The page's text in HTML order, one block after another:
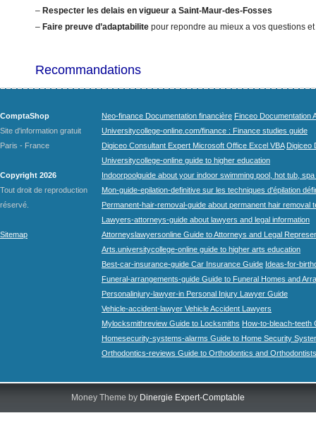
– Respecter les delais en vigueur a Saint-Maur-des-Fosses
– Faire preuve d’adaptabilite pour repondre au mieux a vos questions
Recommandations
ComptaShop
Site d'information gratuit
Paris - France
Copyright 2026
Tout droit de reproduction
réservé.
Sitemap
Neo-finance Documentation financière Finceo Documentation
Universitycollege-online.com/finance : Finance studies guide
Digiceo Consultant Expert Microsoft Office Excel VBA Digiceo
Universitycollege-online guide to higher education
Indoorpoolguide about your indoor swimming pool, hot tub,
Mon-guide-epilation-definitive sur les techniques d'épilation
Permanent-hair-removal-guide about permanent hair removal
Lawyers-attorneys-guide about lawyers and legal information
Attorneyslawyersonline Guide to Attorneys and Legal
Arts.universitycollege-online guide to higher arts education
Best-car-insurance-guide Car Insurance Guide Ideas-for-
Funeral-arrangements-guide Guide to Funeral Homes and
Personalinjury-lawyer-in Personal Injury Lawyer Guide
Vehicle-accident-lawyer Vehicle Accident Lawyers
Mylocksmithreview Guide to Locksmiths How-to-bleach-teeth
Homesecurity-systems-alarms Guide to Home Security
Orthodontics-reviews Guide to Orthodontics and Orthodontists
Money Theme by Dinergie Expert-Comptable